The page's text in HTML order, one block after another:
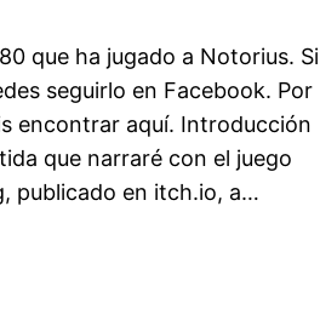
que ha jugado a Notorius. Si
seguirlo en Facebook. Por
encontrar aquí. Introducción
que narraré con el juego
publicado en itch.io, a…